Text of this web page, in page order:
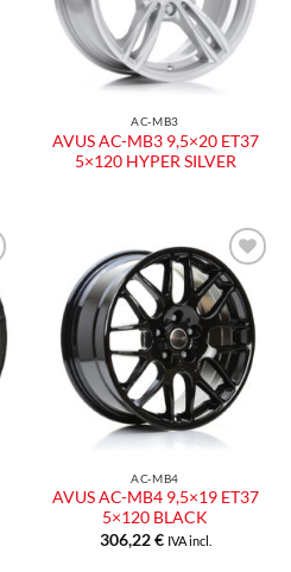
AC-MB3
AVUS AC-MB3 9,5×20 ET37
5×120 HYPER SILVER
AC-MB4
AVUS AC-MB4 9,5×19 ET37
5×120 BLACK
306,22€ IVA incl.